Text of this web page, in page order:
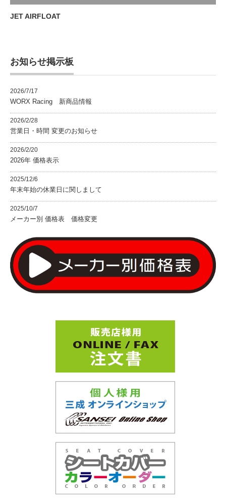
JET AIRFLOAT
お知らせ掲示板
2026/7/17
WORX Racing 新商品情報
2026/2/28
営業日・時間 変更のお知らせ
2026/2/20
2026年 価格表示
2025/12/6
年末年始の休業日に関しまして
2025/10/7
メーカー別 価格表 価格変更